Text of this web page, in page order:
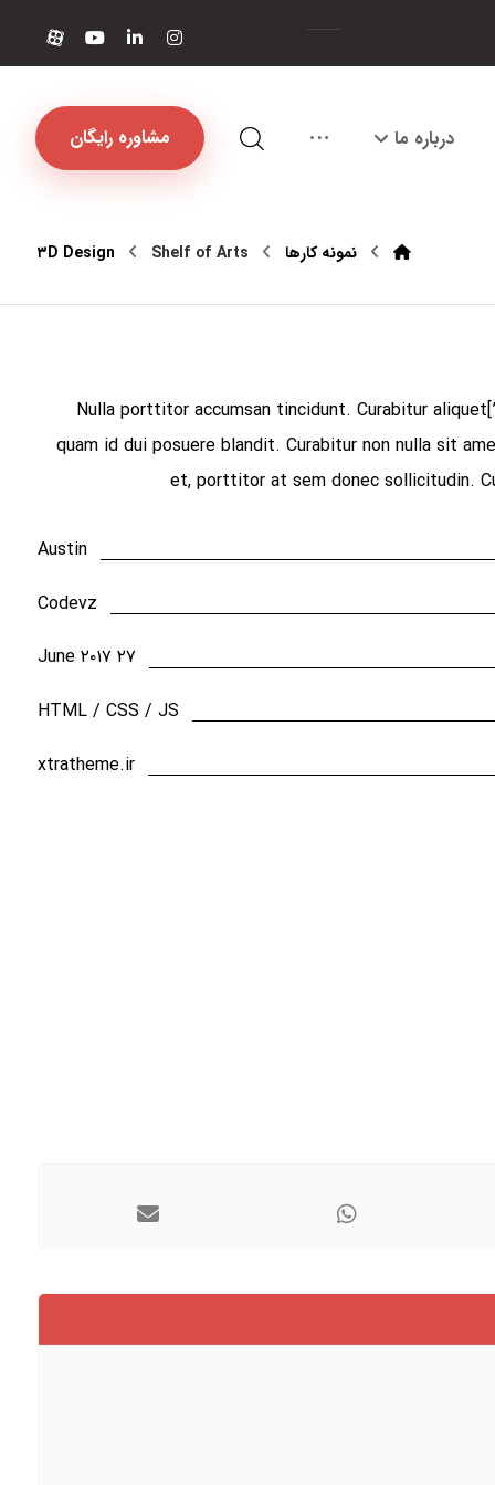
مشاوره رایگان درباره ما
نمونه کارها ۳D Design Shelf of Arts
[vc_row ۰=””][vc_column width=”۱/۳″][vc_column_text css=”.vc_custom_۱۴۹۷۳۰۷۵۷۹۶۰۹{margin-bottom: ۴۰px !important;}”]Nulla porttitor accumsan tincidunt. Curabitur aliquet
quam id dui posuere blandit. Curabitur non nulla sit
et, porttitor at sem donec sollicitudin.
Austin
Codevz
۲۷ June ۲۰۱۷
HTML / CSS / JS
xtratheme.ir